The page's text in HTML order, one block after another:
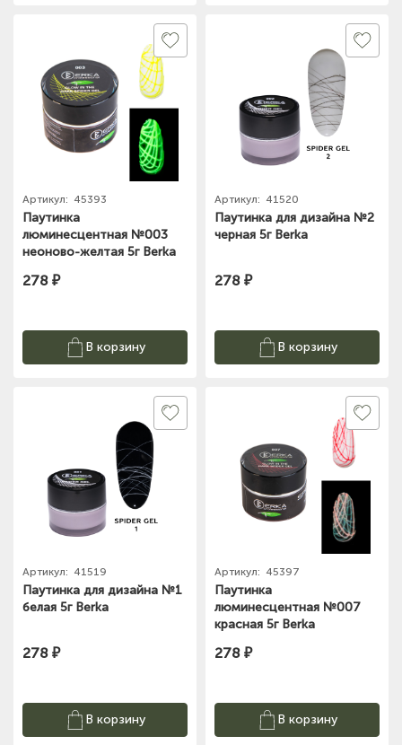
Артикул: 45393
Паутинка
люминесцентная №003
неоново-желтая 5г Berka
278 ₽
В корзину
Артикул: 41520
Паутинка для дизайна №2
черная 5г Berka
278 ₽
В корзину
Артикул: 41519
Паутинка для дизайна №1
белая 5г Berka
278 ₽
В корзину
Артикул: 45397
Паутинка
люминесцентная №007
красная 5г Berka
278 ₽
В корзину